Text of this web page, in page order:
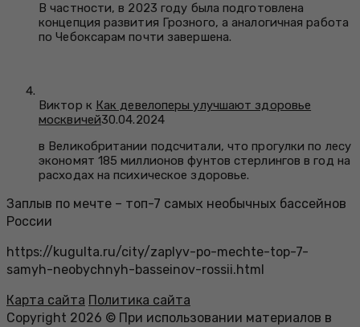
В частности, в 2023 году была подготовлена
концепция развития Грозного, а аналогичная работа
по Чебоксарам почти завершена.
Виктор к Как девелоперы улучшают здоровье
москвичей30.04.2024
в Великобритании подсчитали, что прогулки по лесу
экономят 185 миллионов фунтов стерлингов в год на
расходах на психическое здоровье.
Заплыв по мечте – топ-7 самых необычных бассейнов
России
https://kugulta.ru/city/zaplyv-po-mechte-top-7-
samyh-neobychnyh-basseinov-rossii.html
Карта сайта Политика сайта
Copyright 2026 © При использовании материалов в